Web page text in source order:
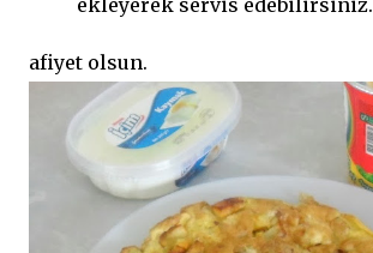
ekleyerek servis edebilirsiniz.
afiyet olsun.